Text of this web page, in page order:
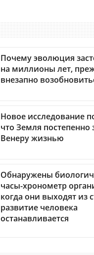
Почему эволюция
на миллионы лет,
внезапно
Новое исследование
что Земля постепенно
Венеру жизнью
Обнаружены
часы-хронометр
когда они выходят из
развитие человека
останавливается